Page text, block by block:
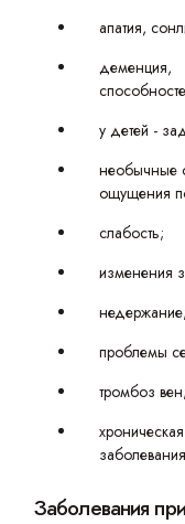
апатия,
у детей -
необычные
ощущения
слабость;
изменения
недержание;
проблемы
тромбоз вен;
Заболевания